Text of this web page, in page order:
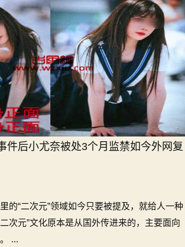
件后小尤奈被处3个月监禁如今外网复
的“二次元”领域如今只要被提及，就给人一种
二次元”文化原本是从国外传进来的，主要面向
...